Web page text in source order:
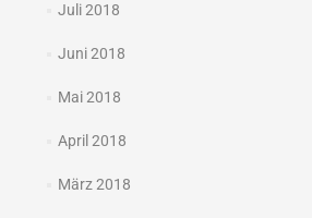
Juli 2018
Juni 2018
Mai 2018
April 2018
März 2018